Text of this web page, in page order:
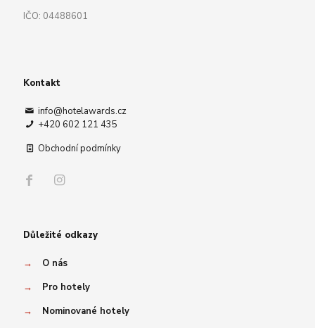
IČO: 04488601
Kontakt
info@hotelawards.cz
+420 602 121 435
Obchodní podmínky
Důležité odkazy
→
O nás
→
Pro hotely
→
Nominované hotely